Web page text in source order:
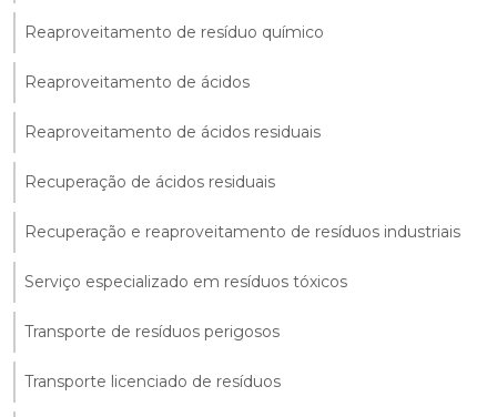
Reaproveitamento de resíduo químico
Reaproveitamento de ácidos
Reaproveitamento de ácidos residuais
Recuperação de ácidos residuais
Recuperação e reaproveitamento de resíduos industriais
Serviço especializado em resíduos tóxicos
Transporte de resíduos perigosos
Transporte licenciado de resíduos